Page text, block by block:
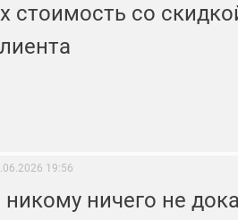
стоимость со
19:56
никому ничего не